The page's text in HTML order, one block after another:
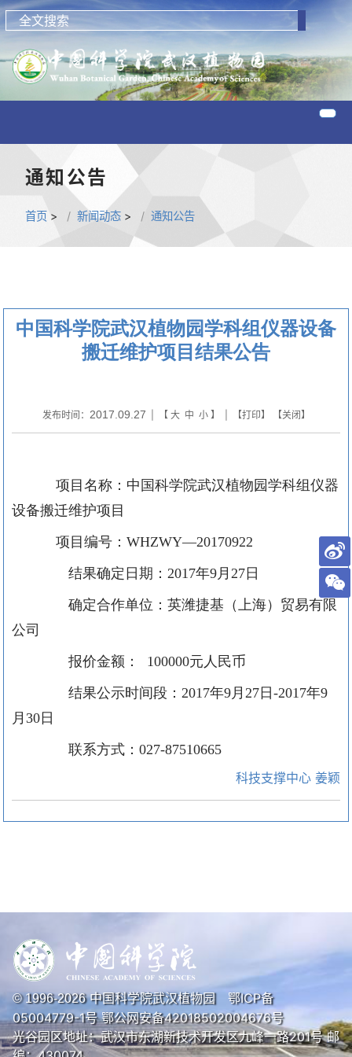
通知公告
首页 > 新闻动态 > 通知公告
中国科学院武汉植物园学科组仪器设备
搬迁维护项目结果公告
发布时间： 2017.09.27 | 【 大 中 小】 | 【打印】 【关闭】
项目名称：中国科学院武汉植物园学科组仪器
设备搬迁维护项目
项目编号： WHZWY—20170922
结果确定日期： 2017年9 月 27日
确定合作单位：英潍捷基（上海）贸易有限
公司
报价金额：
100000元人民币
结果公示时间段： 2017年9 月 27日-2017年9
月 30日
联系方式： 027-87510665
科技支撑中心 姜颖
© 1996-2026中国科学院武汉植物园 鄂ICP备
05004779-1号鄂公网安备42018502004676号
光谷园区地址：武汉市东湖新技术开发区九峰一路201号 邮